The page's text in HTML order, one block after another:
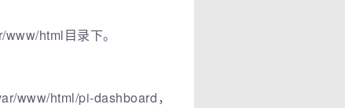
html目录下。
www/html/pi-dashboard，